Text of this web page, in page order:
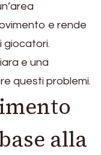
e rende
giocatori.
e una
questi problemi.
alla